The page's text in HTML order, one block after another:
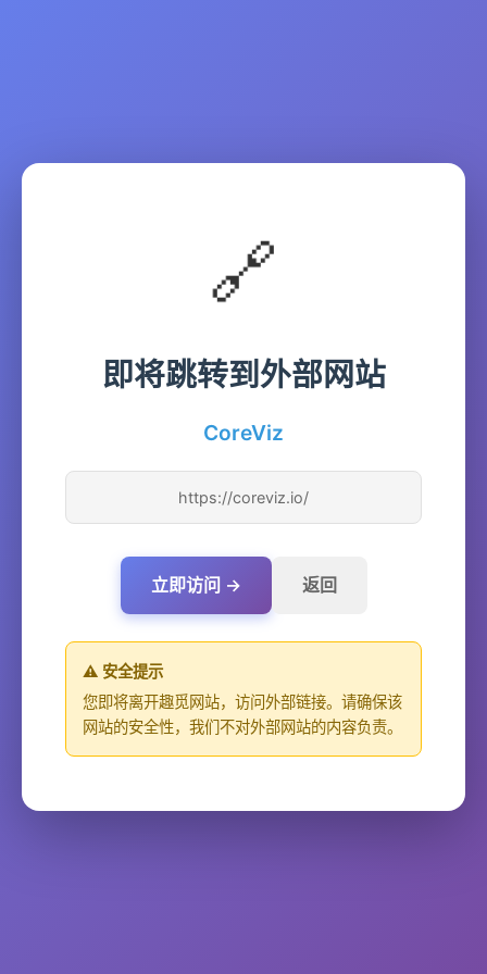
🔗
即将跳转到外部网站
CoreViz
https://coreviz.io/
立即访问 → 返回
⚠️ 安全提示
您即将离开趣觅网站，访问外部链接。请确保该
网站的安全性，我们不对外部网站的内容负责。